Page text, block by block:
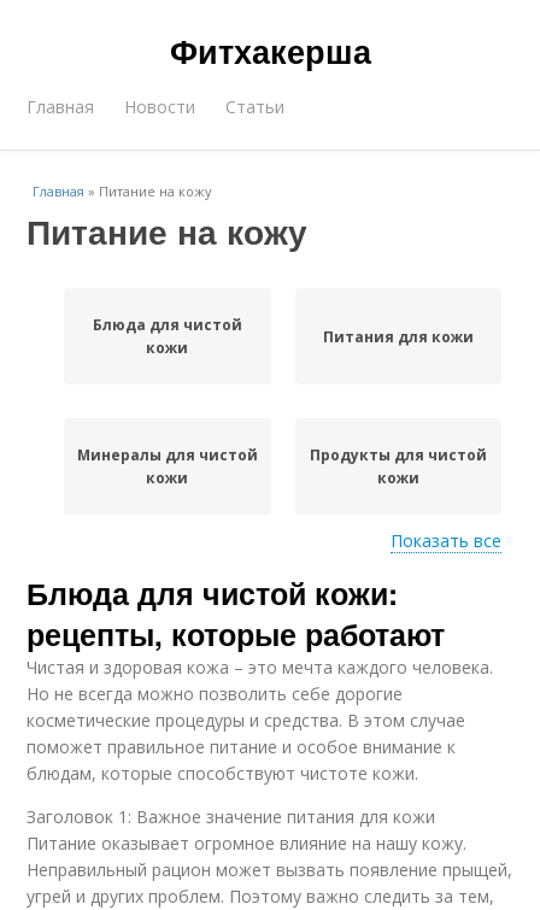
Фитхакерша
Главная Новости Статьи
Главная » Питание на кожу
Питание на кожу
Блюда для чистой
кожи
Питания для кожи
Минералы для чистой
кожи
Продукты для чистой
кожи
Чистая кожа
Показать все
Блюда для чистой кожи:
рецепты, которые работают
Чистая и здоровая кожа – это мечта каждого человека.
Но не всегда можно позволить себе дорогие
косметические процедуры и средства. В этом случае
поможет правильное питание и особое внимание к
блюдам, которые способствуют чистоте кожи.
Заголовок 1: Важное значение питания для кожи
Питание оказывает огромное влияние на нашу кожу.
Неправильный рацион может вызвать появление прыщей,
угрей и других проблем. Поэтому важно следить за тем,